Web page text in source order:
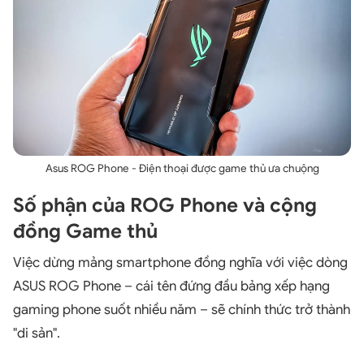
Asus ROG Phone - Điện thoại được game thủ ưa chuộng
Số phận của ROG Phone và cộng
đồng Game thủ
Việc dừng mảng smartphone đồng nghĩa với việc dòng
ASUS ROG Phone – cái tên đứng đầu bảng xếp hạng
gaming phone suốt nhiều năm – sẽ chính thức trở thành
"di sản".